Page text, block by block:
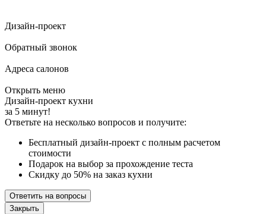
Дизайн-проект
Обратный звонок
Адреса салонов
Открыть меню
Дизайн-проект кухни
за 5 минут!
Ответьте на несколько вопросов и получите:
Бесплатный дизайн-проект с полным расчетом
стоимости
Подарок на выбор за прохождение теста
Скидку до 50% на заказ кухни
Ответить на вопросы
Закрыть